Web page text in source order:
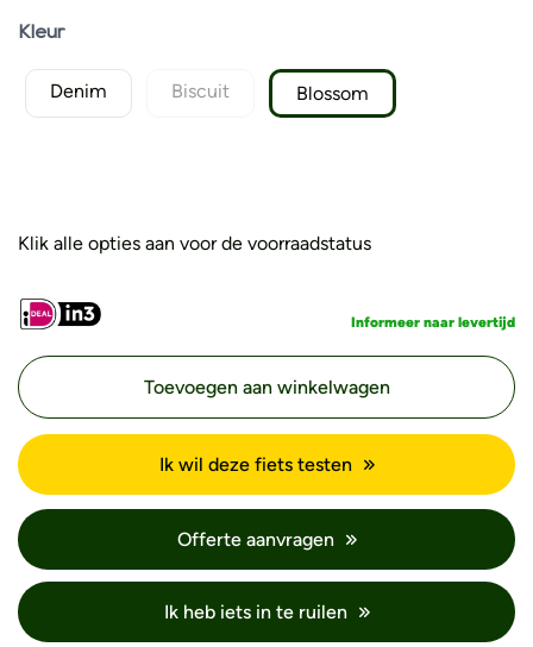
Informeer naar levertijd
Kleur
Denim Biscuit Blossom
Klik alle opties aan voor de voorraadstatus
Toevoegen aan winkelwagen
Ik wil deze fiets testen
Offerte aanvragen
Ik heb iets in te ruilen